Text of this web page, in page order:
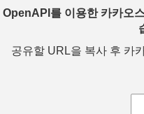
OpenAPI를 이용한 카카오
공유할 URL을 복사 후 카